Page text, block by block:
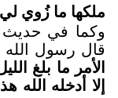
ملكها ما زُوي لي
وكما في حديث
قال رسول
الأمر ما بلغ
إلا أدخله الله